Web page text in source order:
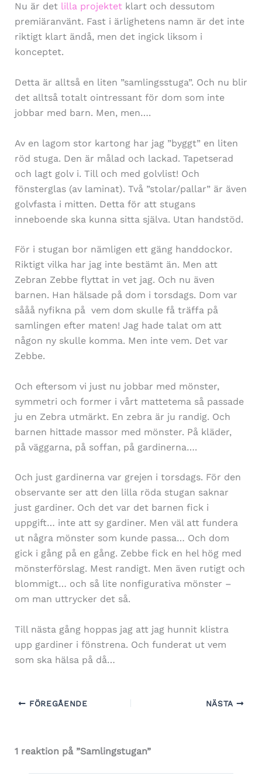
Nu är det lilla projektetklart och dessutom
premiäranvänt. Fast i ärlighetens namn är det inte
riktigt klart ändå, men det ingick liksom i
konceptet.
Detta är alltså en liten ”samlingsstuga”. Och nu blir
det alltså totalt ointressant för dom som inte
jobbar med barn. Men, men….
Av en lagom stor kartong har jag ”byggt” en liten
röd stuga. Den är målad och lackad. Tapetserad
och lagt golv i. Till och med golvlist! Och
fönsterglas (av laminat). Två ”stolar/pallar” är även
golvfasta i mitten. Detta för att stugans
inneboende ska kunna sitta själva. Utan handstöd.
För i stugan bor nämligen ett gäng handdockor.
Riktigt vilka har jag inte bestämt än. Men att
Zebran Zebbe flyttat in vet jag. Och nu även
barnen. Han hälsade på dom i torsdags. Dom var
sååå nyfikna på vem dom skulle få träffa på
samlingen efter maten! Jag hade talat om att
någon ny skulle komma. Men inte vem. Det var
Zebbe.
Och eftersom vi just nu jobbar med mönster,
symmetri och former i vårt mattetema så passade
ju en Zebra utmärkt. En zebra är ju randig. Och
barnen hittade massor med mönster. På kläder,
på väggarna, på soffan, på gardinerna….
Och just gardinerna var grejen i torsdags. För den
observante ser att den lilla röda stugan saknar
just gardiner. Och det var det barnen fick i
uppgift… inte att sy gardiner. Men väl att fundera
ut några mönster som kunde passa… Och dom
gick i gång på en gång. Zebbe fick en hel hög med
mönsterförslag. Mest randigt. Men även rutigt och
blommigt… och så lite nonfigurativa mönster –
om man uttrycker det så.
Till nästa gång hoppas jag att jag hunnit klistra
upp gardiner i fönstrena. Och funderat ut vem
som ska hälsa på då…
FÖREGÅENDE NÄSTA
1 reaktion på ”Samlingstugan”